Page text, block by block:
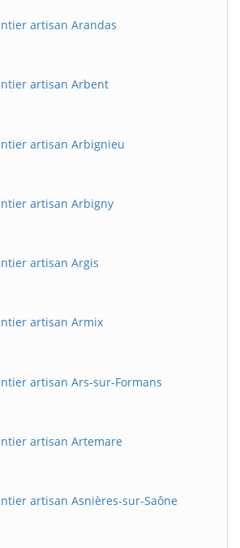
artisan Arandas
artisan Arbent
artisan Arbignieu
artisan Arbigny
artisan Argis
artisan Armix
artisan Ars-sur-Formans
artisan Artemare
artisan Asnières-sur-Saône